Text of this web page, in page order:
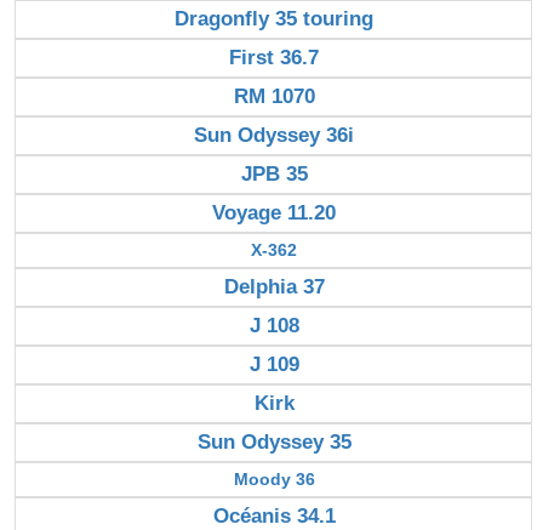
Dragonfly 35 touring
First 36.7
RM 1070
Sun Odyssey 36i
JPB 35
Voyage 11.20
X-362
Delphia 37
J 108
J 109
Kirk
Sun Odyssey 35
Moody 36
Océanis 34.1